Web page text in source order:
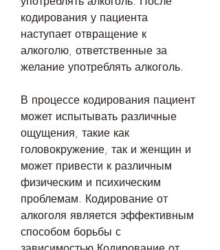
кодирования у пациента
наступает отвращение к
алкоголю, ответственные за
желание употреблять алкоголь.
В процессе кодирования пациент
может испытывать различные
ощущения, такие как
головокружение, так и женщин и
может привести к различным
физическим и психическим
проблемам. Кодирование от
алкоголя является эффективным
способом борьбы с